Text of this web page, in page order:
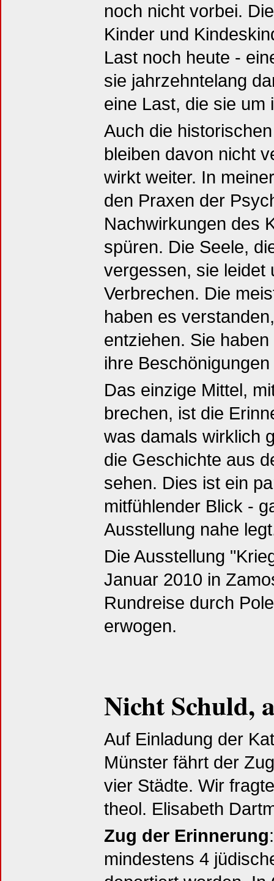
noch nicht vorbei.
Kinder und
Last noch heute -
sie jahrzehntelang
eine Last, die sie um
Auch die
bleiben davon nicht
wirkt weiter. In
den Praxen der
Nachwirkungen des
spüren. Die Seele,
vergessen, sie leidet
Verbrechen. Die
haben es
entziehen. Sie
ihre
Das einzige Mittel,
brechen, ist die
was damals wirklich
die Geschichte aus
sehen. Dies ist ein
mitfühlender Blick -
Ausstellung nahe
Die Ausstellung
Januar 2010 in
Rundreise durch
erwogen.
Nicht Schuld,
Auf Einladung der
Münster fährt der
vier Städte. Wir
theol. Elisabeth
Zug der Erinnerung
mindestens 4